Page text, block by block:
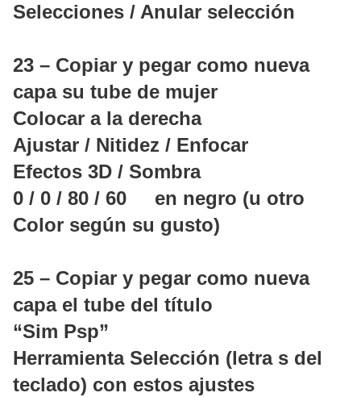
Selecciones / Anular selección
23 – Copiar y pegar como nueva
capa su tube de mujer
Colocar a la derecha
Ajustar / Nitidez / Enfocar
Efectos 3D / Sombra
0 / 0 / 80 / 60 en negro (u otro
Color según su gusto)
25 – Copiar y pegar como nueva
capa el tube del título
“Sim Psp”
Herramienta Selección (letra s del
teclado) con estos ajustes